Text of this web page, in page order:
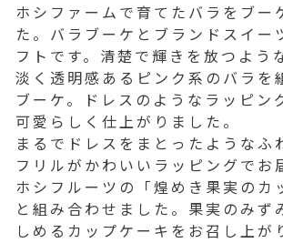
ホシファームで育てたバラをブー
た。バラブーケとブランドスイー
フトです。清楚で輝きを放つよう
淡く透明感あるピンク系のバラを
ブーケ。ドレスのようなラッピン
可愛らしく仕上がりました。
まるでドレスをまとったようなふ
フリルがかわいいラッピングでお
ホシフルーツの「煌めき果実のカ
と組み合わせました。果実のみず
しめるカップケーキをお召し上が